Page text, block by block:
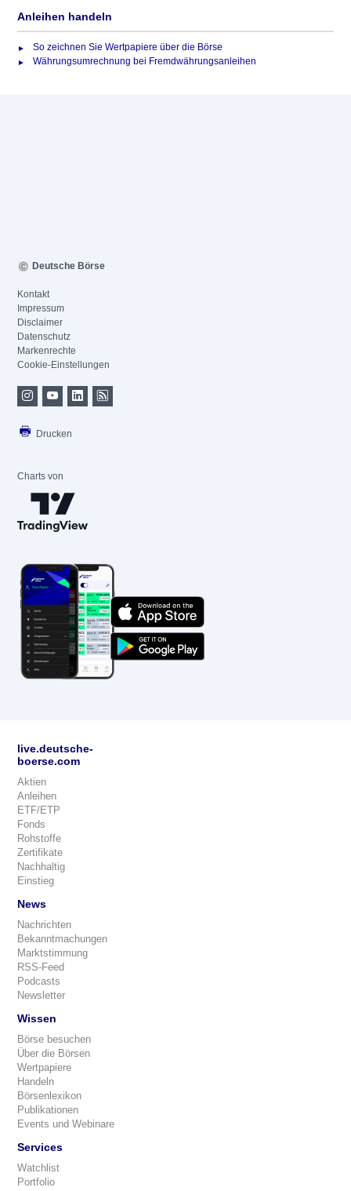
Anleihen handeln
So zeichnen Sie Wertpapiere über die Börse
Währungsumrechnung bei Fremdwährungsanleihen
Deutsche Börse
Kontakt
Impressum
Disclaimer
Datenschutz
Markenrechte
Cookie-Einstellungen
Drucken
Charts von
live.deutsche-
boerse.com
Aktien
Anleihen
ETF/ETP
Fonds
Rohstoffe
Zertifikate
Nachhaltig
Einstieg
News
Nachrichten
Bekanntmachungen
Marktstimmung
RSS-Feed
Podcasts
Newsletter
Wissen
Börse besuchen
Über die Börsen
Wertpapiere
Handeln
Börsenlexikon
Publikationen
Events und Webinare
Services
Watchlist
Portfolio